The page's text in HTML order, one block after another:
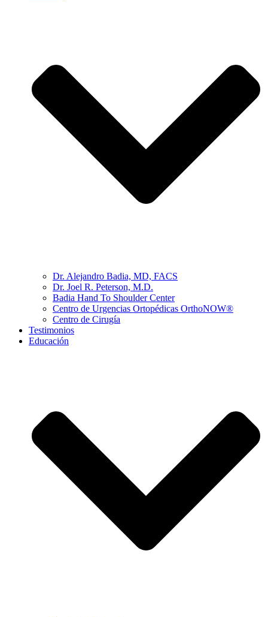
Dr. Alejandro Badia, MD, FACS
Dr. Joel R. Peterson, M.D.
Badia Hand To Shoulder Center
Centro de Urgencias Ortopédicas OrthoNOW®
Centro de Cirugía
Testimonios
Educación